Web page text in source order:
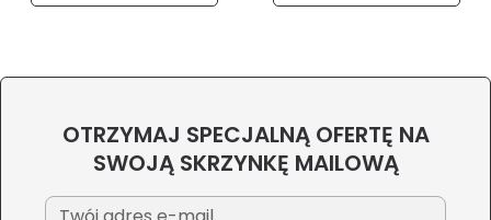
OTRZYMAJ SPECJALNĄ OFERTĘ NA
SWOJĄ SKRZYNKĘ MAILOWĄ